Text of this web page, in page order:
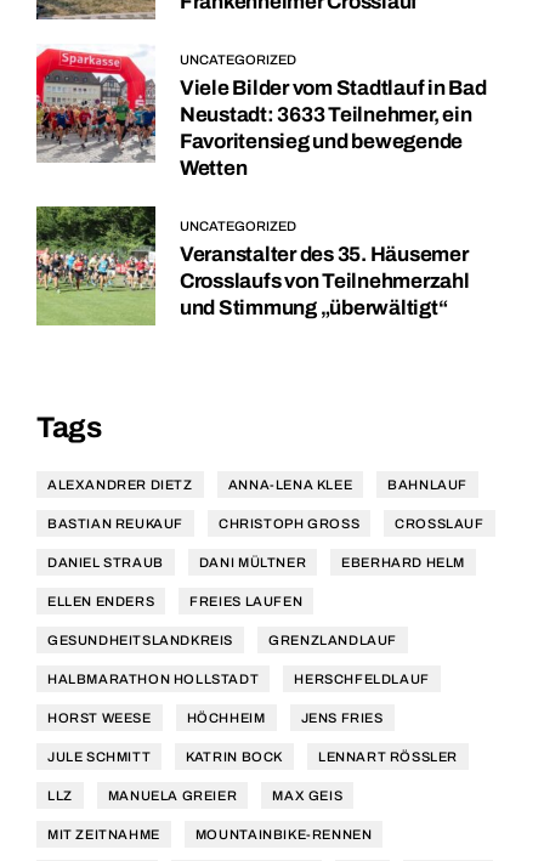
UNCATEGORIZED
Viele Bilder vom Stadtlauf in Bad
Neustadt: 3633 Teilnehmer, ein
Favoritensieg und bewegende
Wetten
UNCATEGORIZED
Veranstalter des 35. Häusemer
Crosslaufs von Teilnehmerzahl
und Stimmung „überwältigt“
Tags
ALEXANDRER DIETZ ANNA-LENA KLEE BAHNLAUF
BASTIAN REUKAUF CHRISTOPH GROSS CROSSLAUF
DANIEL STRAUB DANI MÜLTNER EBERHARD HELM
ELLEN ENDERS FREIES LAUFEN
GESUNDHEITSLANDKREIS GRENZLANDLAUF
HALBMARATHON HOLLSTADT HERSCHFELDLAUF
HORST WEESE HÖCHHEIM JENS FRIES
JULE SCHMITT KATRIN BOCK LENNART RÖSSLER
LLZ MANUELA GREIER MAX GEIS
MIT ZEITNAHME MOUNTAINBIKE-RENNEN